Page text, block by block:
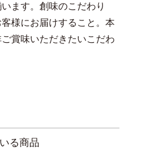
ます。創味のこだわり
様にお届けすること。本
賞味いただきたいこだわ
る商品